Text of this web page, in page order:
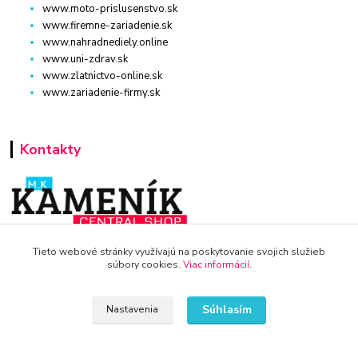
www.moto-prislusenstvo.sk
www.firemne-zariadenie.sk
www.nahradnediely.online
www.uni-zdrav.sk
www.zlatnictvo-online.sk
www.zariadenie-firmy.sk
Kontakty
WWW.POTRAVINY-ONLINE.SK
info@potraviny-online.sk
Tieto webové stránky využívajú na poskytovanie svojich služieb
súbory cookies. Viac informácií.
Nastavenia Súhlasím